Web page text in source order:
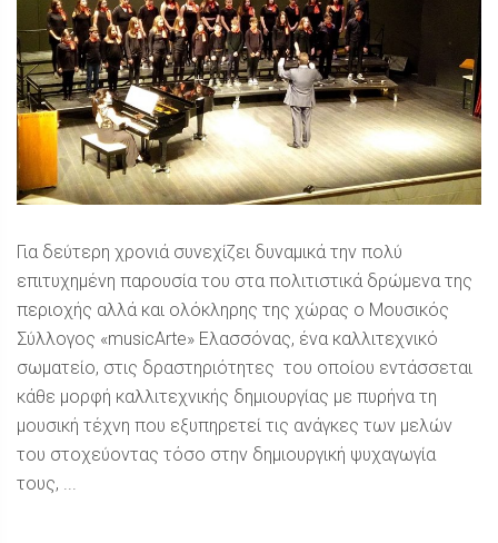
Για δεύτερη χρονιά συνεχίζει δυναμικά την πολύ
επιτυχημένη παρουσία του στα πολιτιστικά δρώμενα της
περιοχής αλλά και ολόκληρης της χώρας ο Μουσικός
Σύλλογος «musicArte» Ελασσόνας, ένα καλλιτεχνικό
σωματείο, στις δραστηριότητες του οποίου εντάσσεται
κάθε μορφή καλλιτεχνικής δημιουργίας με πυρήνα τη
μουσική τέχνη που εξυπηρετεί τις ανάγκες των μελών
του στοχεύοντας τόσο στην δημιουργική ψυχαγωγία
τους, ...